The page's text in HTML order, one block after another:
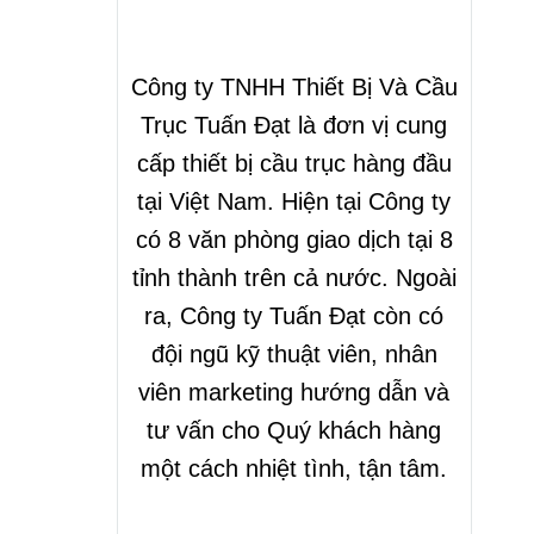
Công ty TNHH Thiết Bị Và Cầu
Trục Tuấn Đạt là đơn vị cung
cấp thiết bị cầu trục hàng đầu
tại Việt Nam. Hiện tại Công ty
có 8 văn phòng giao dịch tại 8
tỉnh thành trên cả nước. Ngoài
ra, Công ty Tuấn Đạt còn có
đội ngũ kỹ thuật viên, nhân
viên marketing hướng dẫn và
tư vấn cho Quý khách hàng
một cách nhiệt tình, tận tâm.